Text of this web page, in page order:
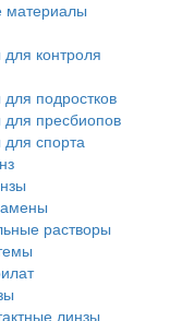
материалы
контроля
подростков
для пресбиопов
для спорта
растворы
линзы